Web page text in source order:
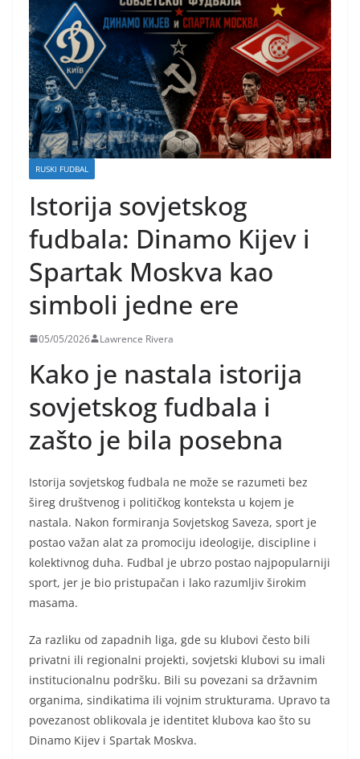
RUSKI FUDBAL
Istorija sovjetskog
fudbala: Dinamo Kijev i
Spartak Moskva kao
simboli jedne ere
05/05/2026 Lawrence Rivera
Kako je nastala istorija
sovjetskog fudbala i
zašto je bila posebna
Istorija sovjetskog fudbala ne može se razumeti bez
šireg društvenog i političkog konteksta u kojem je
nastala. Nakon formiranja Sovjetskog Saveza, sport je
postao važan alat za promociju ideologije, discipline i
kolektivnog duha. Fudbal je ubrzo postao najpopularniji
sport, jer je bio pristupačan i lako razumljiv širokim
masama.
Za razliku od zapadnih liga, gde su klubovi često bili
privatni ili regionalni projekti, sovjetski klubovi su imali
institucionalnu podršku. Bili su povezani sa državnim
organima, sindikatima ili vojnim strukturama. Upravo ta
povezanost oblikovala je identitet klubova kao što su
Dinamo Kijev i Spartak Moskva.